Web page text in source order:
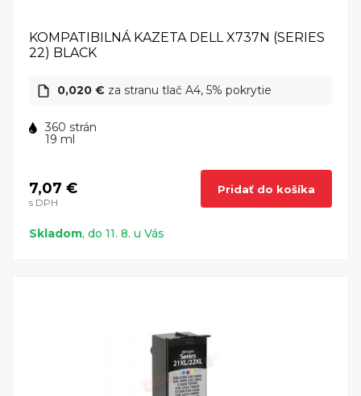
KOMPATIBILNÁ KAZETA DELL X737N (SERIES
22) BLACK
0,020 € za stranu tlač A4, 5% pokrytie
360 strán
19 ml
7,07 €
s DPH
Pridať do košíka
Skladom, do 11. 8. u Vás